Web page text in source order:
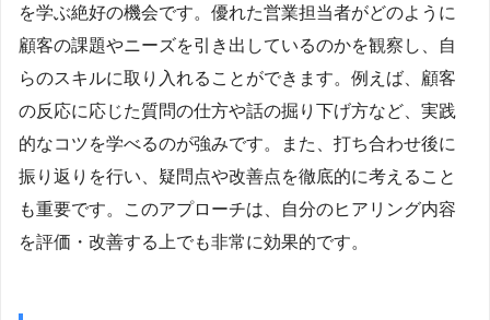
を学ぶ絶好の機会です。優れた営業担当者がどのように
顧客の課題やニーズを引き出しているのかを観察し、自
らのスキルに取り入れることができます。例えば、顧客
の反応に応じた質問の仕方や話の掘り下げ方など、実践
的なコツを学べるのが強みです。また、打ち合わせ後に
振り返りを行い、疑問点や改善点を徹底的に考えること
も重要です。このアプローチは、自分のヒアリング内容
を評価・改善する上でも非常に効果的です。